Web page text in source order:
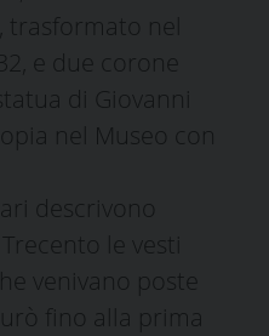
trasformato nel
e due corone
di Giovanni
nel Museo con
descrivono
le vesti
venivano poste
fino alla prima